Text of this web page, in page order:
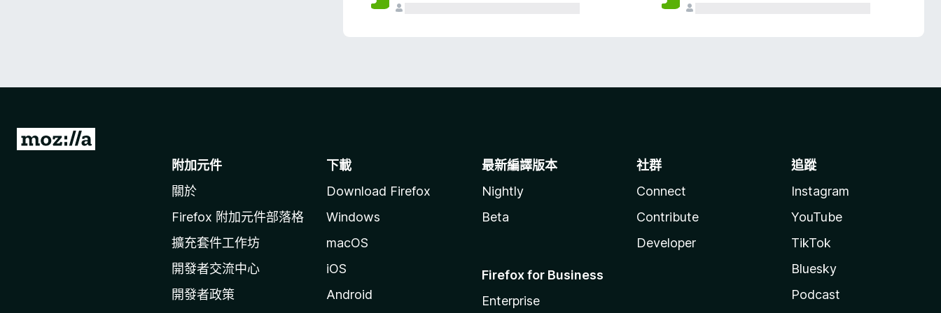
前
附加元件
關於
Firefox 附加元件部落格
擴充套件工作坊
開發者交流中心
開發者政策
下載
Download Firefox
Windows
macOS
iOS
Android
最新編譯版本
Nightly
Beta
Firefox for Business
Enterprise
社群
Connect
Contribute
Developer
追蹤
Instagram
YouTube
TikTok
Bluesky
Podcast